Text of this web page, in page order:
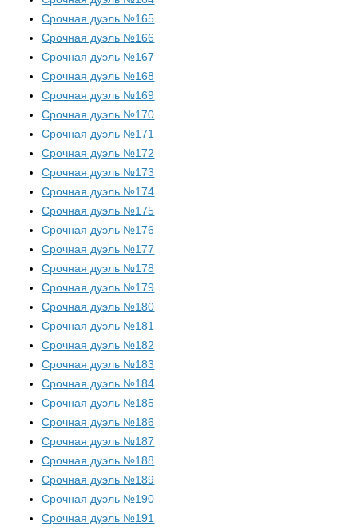
Срочная дуэль №165
Срочная дуэль №166
Срочная дуэль №167
Срочная дуэль №168
Срочная дуэль №169
Срочная дуэль №170
Срочная дуэль №171
Срочная дуэль №172
Срочная дуэль №173
Срочная дуэль №174
Срочная дуэль №175
Срочная дуэль №176
Срочная дуэль №177
Срочная дуэль №178
Срочная дуэль №179
Срочная дуэль №180
Срочная дуэль №181
Срочная дуэль №182
Срочная дуэль №183
Срочная дуэль №184
Срочная дуэль №185
Срочная дуэль №186
Срочная дуэль №187
Срочная дуэль №188
Срочная дуэль №189
Срочная дуэль №190
Срочная дуэль №191